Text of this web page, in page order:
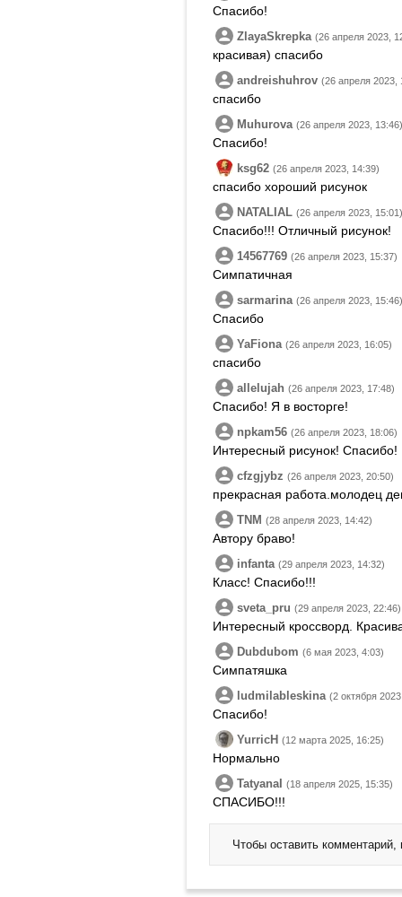
Спасибо!
ZlayaSkrepka (26 апреля 2023,
красивая) спасибо
andreishuhrov (26 апреля 2023,
спасибо
Muhurova (26 апреля 2023, 13:46)
Спасибо!
ksg62 (26 апреля 2023, 14:39)
спасибо хороший рисунок
NATALIAL (26 апреля 2023, 15:01)
Спасибо!!! Отличный рисунок!
14567769 (26 апреля 2023, 15:37)
Симпатичная
sarmarina (26 апреля 2023, 15:46)
Спасибо
YaFiona (26 апреля 2023, 16:05)
спасибо
allelujah (26 апреля 2023, 17:48)
Спасибо! Я в восторге!
npkam56 (26 апреля 2023, 18:06)
Интересный рисунок! Спасибо!
cfzgjybz (26 апреля 2023, 20:50)
прекрасная работа.молодец
TNM (28 апреля 2023, 14:42)
Автору браво!
infanta (29 апреля 2023, 14:32)
Класс! Спасибо!!!
sveta_pru (29 апреля 2023, 22:46)
Интересный кроссворд.
Dubdubom (6 мая 2023, 4:03)
Симпатяшка
ludmilableskina (2 октября
Спасибо!
YurricH (12 марта 2025, 16:25)
Нормально
TatyanaI (18 апреля 2025, 15:35)
СПАСИБО!!!
Чтобы оставить